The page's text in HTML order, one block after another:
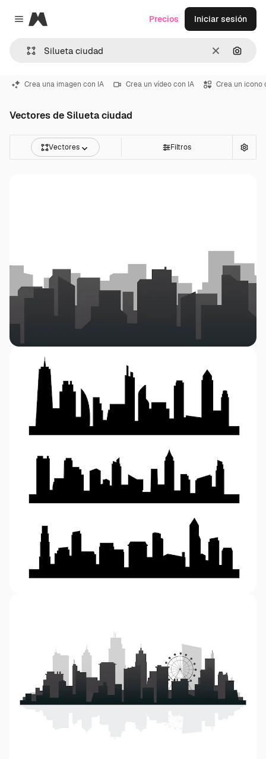
Close menu
Magnific
Borrar
Precios Iniciar sesión
Crea una imagen con IA Crea un vídeo con IA Crea un icono
Vectores de Silueta ciudad
Vectores Filtros